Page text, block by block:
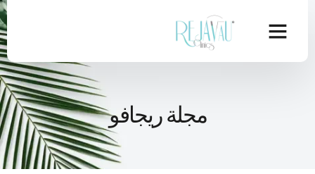
مجلة ريجافو